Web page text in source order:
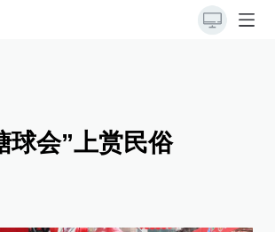
球会”上赏民俗